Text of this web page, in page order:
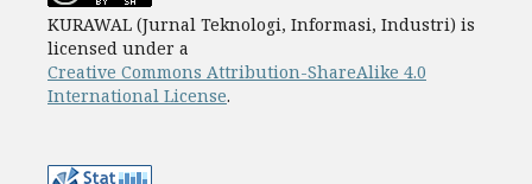
KURAWAL (Jurnal Teknologi, Informasi, Industri) is
licensed under a
Creative Commons Attribution-ShareAlike 4.0
International License.